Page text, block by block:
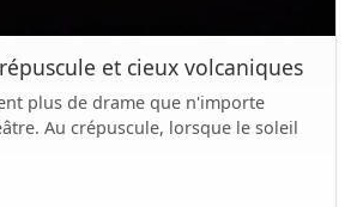
et cieux volcaniques
plus de drame que n'importe
Au crépuscule, lorsque le soleil